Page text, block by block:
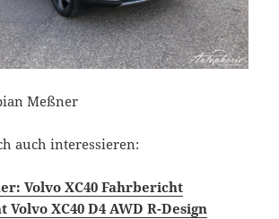
Meßner
auch interessieren:
Volvo XC40 Fahrbericht
XC40 D4 AWD R-Design